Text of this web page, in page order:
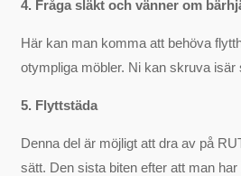
4. Fråga släkt och vänner om
Här kan man komma att behöva
otympliga möbler. Ni kan skruva isär
5. Flyttstäda
Denna del är möjligt att dra av på
sätt. Den sista biten efter att man